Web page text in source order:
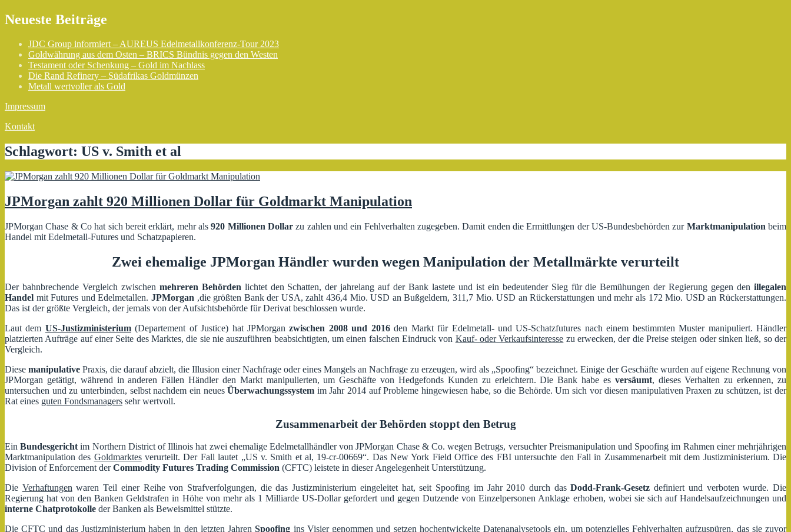
Neueste Beiträge
JDC Group informiert – AUREUS Edelmetallkonferenz-Tour 2023
Goldwährung aus dem Osten – BRICS Bündnis gegen den Westen
Testament oder Schenkung – Gold im Nachlass
Die Rand Refinery – Südafrikas Goldmünzen
Metall wertvoller als Gold
Impressum
Kontakt
Schlagwort: US v. Smith et al
JPMorgan zahlt 920 Millionen Dollar für Goldmarkt Manipulation
JPMorgan Chase & Co hat sich bereit erklärt, mehr als920 Millionen Dollar zu zahlen und ein Fehlverhalten zugegeben. Damit enden die Ermittlungen der US-Bundesbehörden zur Marktmanipulation beim
Handel mit Edelmetall-Futures und Schatzpapieren.
Zwei ehemalige JPMorgan Händler wurden wegen Manipulation der Metallmärkte verurteilt
Der bahnbrechende Vergleich zwischen mehreren Behörden lichtet den Schatten, der jahrelang auf der Bank lastete und ist ein bedeutender Sieg für die Bemühungen der Regierung gegen den illegalen
Handel mit Futures und Edelmetallen. JPMorgan ,die größten Bank der USA, zahlt 436,4 Mio. USD an Bußgeldern, 311,7 Mio. USD an Rückerstattungen und mehr als 172 Mio. USD an Rückerstattungen.
Das ist der größte Vergleich, der jemals von der Aufsichtsbehörde für Derivat beschlossen wurde.
Laut dem US-Justizministerium(Departement of Justice) hat JPMorganzwischen 2008 und 2016den Markt für Edelmetall- und US-Schatzfutures nach einem bestimmten Muster manipuliert. Händler
platzierten Aufträge auf einer Seite des Marktes, die sie nie auszuführen beabsichtigten, um einen falschen Eindruck von Kauf- oder Verkaufsinteresse zu erwecken, der die Preise steigen oder sinken ließ, so der
Vergleich.
Diese manipulative Praxis, die darauf abzielt, die Illusion einer Nachfrage oder eines Mangels an Nachfrage zu erzeugen, wird als „Spoofing“ bezeichnet. Einige der Geschäfte wurden auf eigene Rechnung von
JPMorgan getätigt, während in anderen Fällen Händler den Markt manipulierten, um Geschäfte von Hedgefonds Kunden zu erleichtern. Die Bank habe es versäumt, dieses Verhalten zu erkennen, zu
untersuchen und zu unterbinden, selbst nachdem ein neuesÜberwachungssystem im Jahr 2014 auf Probleme hingewiesen habe, so die Behörde. Um sich vor diesen manipulativen Praxen zu schützen, ist der
Rat eines guten Fondsmanagers sehr wertvoll.
Zusammenarbeit der Behörden stoppt den Betrug
EinBundesgericht im Northern District of Illinois hat zwei ehemalige Edelmetallhändler von JPMorgan Chase & Co. wegen Betrugs, versuchter Preismanipulation und Spoofing im Rahmen einer mehrjährigen
Marktmanipulation des Goldmarktesverurteilt. Der Fall lautet „US v. Smith et al, 19-cr-00669“. Das New York Field Office des FBI untersuchte den Fall in Zusammenarbeit mit dem Justizministerium. Die
Division of Enforcement derCommodity Futures Trading Commission (CFTC) leistete in dieser Angelegenheit Unterstützung.
Die Verhaftungen waren Teil einer Reihe von Strafverfolgungen, die das Justizministerium eingeleitet hat, seit Spoofing im Jahr 2010 durch dasDodd-Frank-Gesetz definiert und verboten wurde. Die
Regierung hat von den Banken Geldstrafen in Höhe von mehr als 1 Milliarde US-Dollar gefordert und gegen Dutzende von Einzelpersonen Anklage erhoben, wobei sie sich auf Handelsaufzeichnungen und
interne Chatprotokolle der Banken als Beweismittel stützte.
Die CFTC und das Justizministerium haben in den letzten JahrenSpoofing ins Visier genommen und setzen hochentwickelte Datenanalysetools ein, um potenzielles Fehlverhalten aufzuspüren, das sie zuvor